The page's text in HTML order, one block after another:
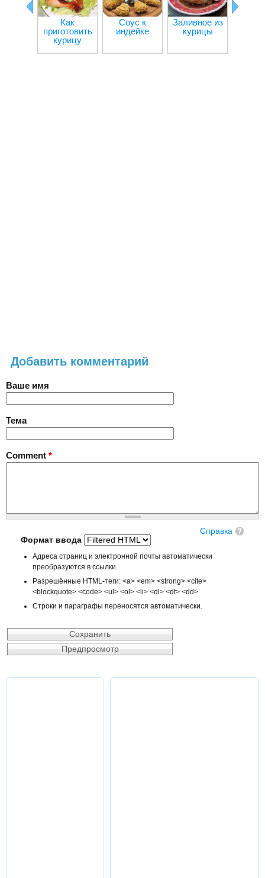
Как
приготовить
курицу
Соус к
индейке
Заливное из
курицы
Добавить комментарий
Ваше имя
Тема
Comment *
Справка
Формат ввода
Адреса страниц и электронной почты автоматически
преобразуются в ссылки.
Разрешённые HTML-теги: <a> <em> <strong> <cite>
<blockquote> <code> <ul> <ol> <li> <dl> <dt> <dd>
Строки и параграфы переносятся автоматически.